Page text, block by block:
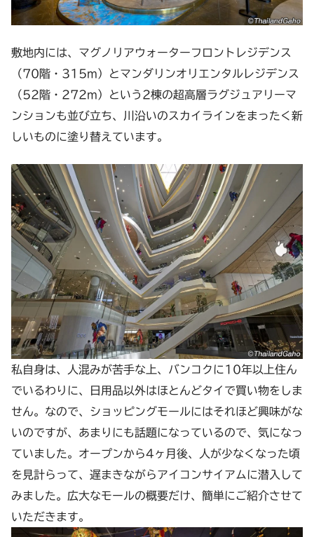
敷地内には、マグノリアウォーターフロントレジデンス
（70階・315m）とマンダリンオリエンタルレジデンス
（52階・272m）という2棟の超高層ラグジュアリーマ
ンションも並び立ち、川沿いのスカイラインをまったく新
しいものに塗り替えています。
私自身は、人混みが苦手な上、バンコクに10年以上住ん
でいるわりに、日用品以外はほとんどタイで買い物をしま
せん。なので、ショッピングモールにはそれほど興味がな
いのですが、あまりにも話題になっているので、気になっ
ていました。オープンから4ヶ月後、人が少なくなった頃
を見計らって、遅まきながらアイコンサイアムに潜入して
みました。広大なモールの概要だけ、簡単にご紹介させて
いただきます。